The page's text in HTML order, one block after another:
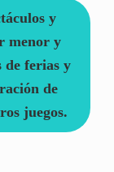
y
menor y
de ferias y
de
juegos.